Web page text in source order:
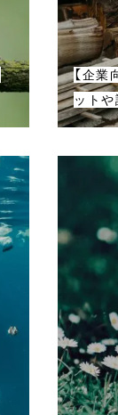
【企業
ットや